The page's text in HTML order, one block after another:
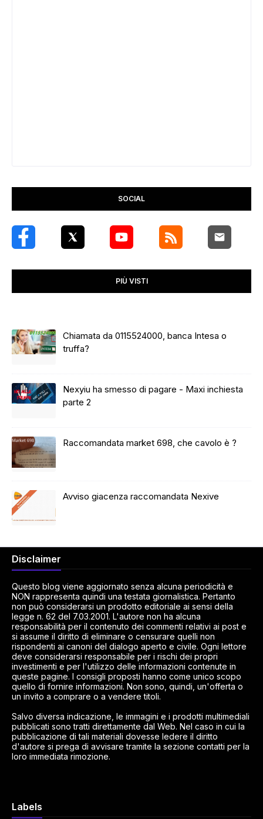
SOCIAL
PIÙ VISTI
Chiamata da 0115524000, banca Intesa o
truffa?
Nexyiu ha smesso di pagare - Maxi inchiesta
parte 2
Raccomandata market 698, che cavolo è ?
Avviso giacenza raccomandata Nexive
Disclaimer
Questo blog viene aggiornato senza alcuna periodicità e
NON rappresenta quindi una testata giornalistica. Pertanto
non può considerarsi un prodotto editoriale ai sensi della
legge n. 62 del 7.03.2001. L'autore non ha alcuna
responsabilità per il contenuto dei commenti relativi ai post e
si assume il diritto di eliminare o censurare quelli non
rispondenti ai canoni del dialogo aperto e civile. Ogni lettore
deve considerarsi responsabile per i rischi dei propri
investimenti e per l'utilizzo delle informazioni contenute in
queste pagine. I consigli proposti hanno come unico scopo
quello di fornire informazioni. Non sono, quindi, un'offerta o
un invito a comprare o a vendere titoli.
Salvo diversa indicazione, le immagini e i prodotti multimediali
pubblicati sono tratti direttamente dal Web. Nel caso in cui la
pubblicazione di tali materiali dovesse ledere il diritto
d'autore si prega di avvisare tramite la sezione contatti per la
loro immediata rimozione.
Labels